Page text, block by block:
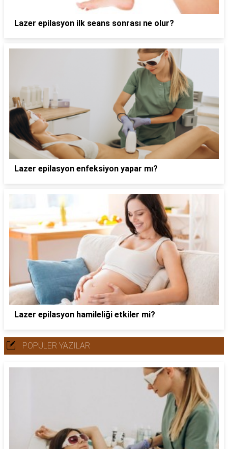
Lazer epilasyon ilk seans sonrası ne olur?
Lazer epilasyon enfeksiyon yapar mı?
Lazer epilasyon hamileliği etkiler mi?
POPÜLER YAZILAR